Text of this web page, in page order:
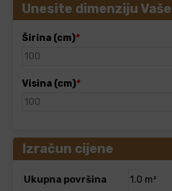
Unesite dimenziju
Širina (cm)*
Visina (cm)*
Izračun cijene
Ukupna površina
1.0 m²